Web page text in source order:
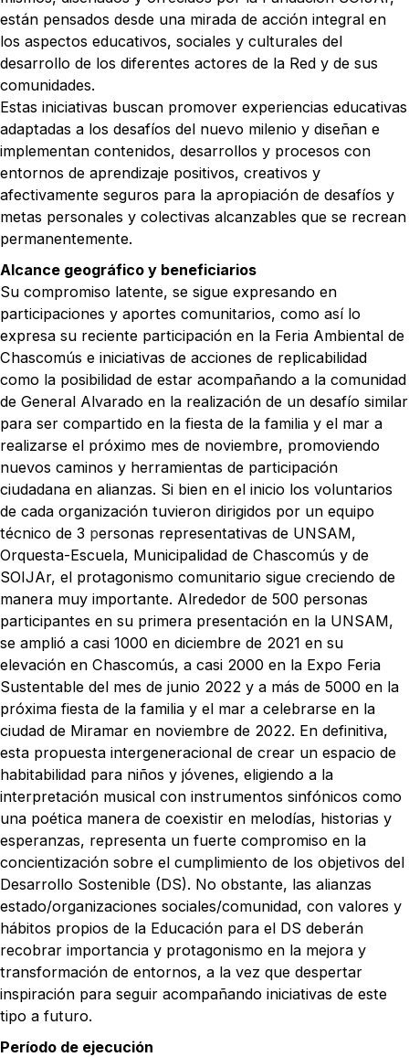
están pensados desde una mirada de acción integral en
los aspectos educativos, sociales y culturales del
desarrollo de los diferentes actores de la Red y de sus
comunidades.
Estas iniciativas buscan promover experiencias educativas
adaptadas a los desafíos del nuevo milenio y diseñan e
implementan contenidos, desarrollos y procesos con
entornos de aprendizaje positivos, creativos y
afectivamente seguros para la apropiación de desafíos y
metas personales y colectivas alcanzables que se recrean
permanentemente.
Alcance geográfico y beneficiarios
Su compromiso latente, se sigue expresando en
participaciones y aportes comunitarios, como así lo
expresa su reciente participación en la Feria Ambiental de
Chascomús e iniciativas de acciones de replicabilidad
como la posibilidad de estar acompañando a la comunidad
de General Alvarado en la realización de un desafío similar
para ser compartido en la fiesta de la familia y el mar a
realizarse el próximo mes de noviembre, promoviendo
nuevos caminos y herramientas de participación
ciudadana en alianzas. Si bien en el inicio los voluntarios
de cada organización tuvieron dirigidos por un equipo
técnico de 3 personas representativas de UNSAM,
Orquesta-Escuela, Municipalidad de Chascomús y de
SOIJAr, el protagonismo comunitario sigue creciendo de
manera muy importante. Alrededor de 500 personas
participantes en su primera presentación en la UNSAM,
se amplió a casi 1000 en diciembre de 2021 en su
elevación en Chascomús, a casi 2000 en la Expo Feria
Sustentable del mes de junio 2022 y a más de 5000 en la
próxima fiesta de la familia y el mar a celebrarse en la
ciudad de Miramar en noviembre de 2022. En definitiva,
esta propuesta intergeneracional de crear un espacio de
habitabilidad para niños y jóvenes, eligiendo a la
interpretación musical con instrumentos sinfónicos como
una poética manera de coexistir en melodías, historias y
esperanzas, representa un fuerte compromiso en la
concientización sobre el cumplimiento de los objetivos del
Desarrollo Sostenible (DS). No obstante, las alianzas
estado/organizaciones sociales/comunidad, con valores y
hábitos propios de la Educación para el DS deberán
recobrar importancia y protagonismo en la mejora y
transformación de entornos, a la vez que despertar
inspiración para seguir acompañando iniciativas de este
tipo a futuro.
Período de ejecución